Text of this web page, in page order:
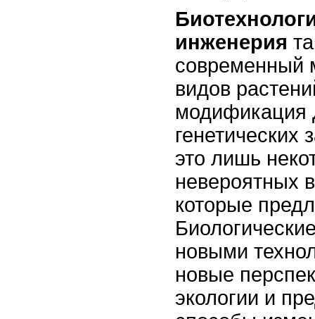
инженерия
современный
видов
модификация
генетических
это лишь
невероятных
которые
новыми
новые
экологии и